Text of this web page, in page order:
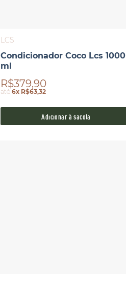
LCS
Condicionador Coco Lcs 1000
ml
R$379,90
até 6x R$63,32
Adicionar à sacola